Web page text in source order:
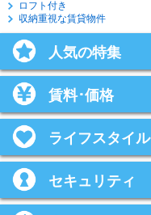
ロフト付き
収納重視な賃貸物件
人気の特集
賃料･価格
ライフスタイル
セキュリティ